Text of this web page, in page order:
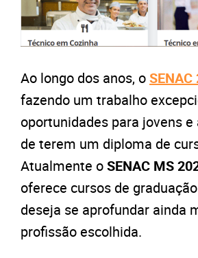
Ao longo dos anos, oSENAC
fazendo um trabalho
oportunidades para jovens
de terem um diploma de
Atualmente oSENAC MS
oferece cursos de
deseja se aprofundar ainda
profissão escolhida.